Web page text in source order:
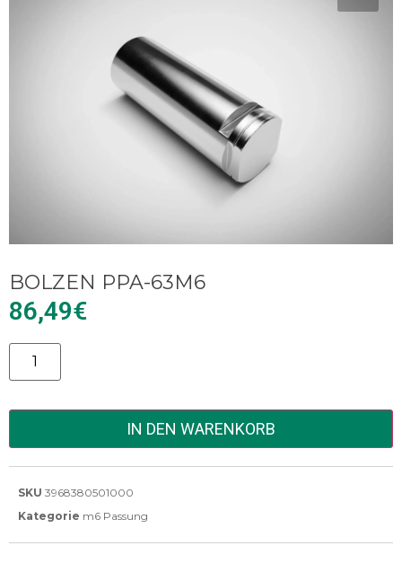
BOLZEN PPA-63M6
86,49€
Alternative:
IN DEN WARENKORB
SKU 3968380501000
Kategorie m6 Passung